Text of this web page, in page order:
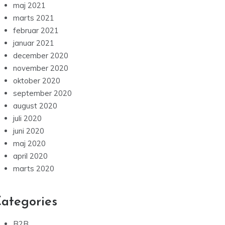
maj 2021
marts 2021
februar 2021
januar 2021
december 2020
november 2020
oktober 2020
september 2020
august 2020
juli 2020
juni 2020
maj 2020
april 2020
marts 2020